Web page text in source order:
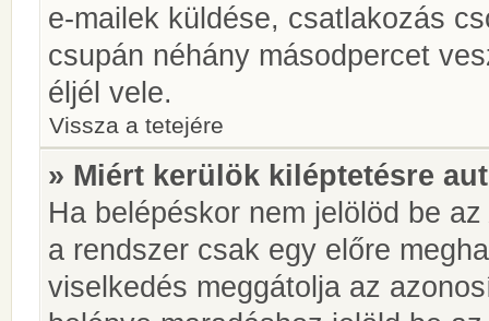
e-mailek küldése, csatlakozás
csupán néhány másodpercet
éljél vele.
Vissza a tetejére
» Miért kerülök kiléptetésre
Ha belépéskor nem jelölöd be az
a rendszer csak egy előre
viselkedés meggátolja az